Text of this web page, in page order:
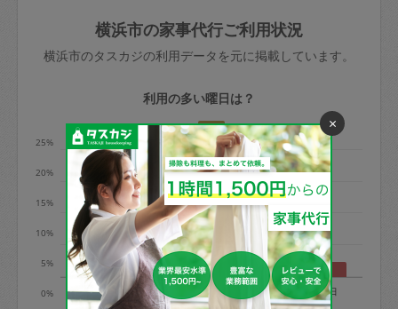
依頼者不在による当日キャンセル＝依頼
金額の100%＋交通費全額
※例：依頼日時／土曜日午前9時開始の場
合、水曜日午前9時以降はキャンセル料が
発生
水曜日9時〜金曜日9時まで＝依頼料金の
50%
金曜日9時～土曜日8時まで＝依頼金額の
100%
土曜日8時〜実施時間＝依頼金額の100%
＋交通費全額
依頼者不在による当日キャンセル＝依頼
きた場合は損害保険の対象外となるので
ご注意ください。
玉、など
あわせてこちらも参照ください：初めて
はありますか？
横浜市の家事代行ご利用状況
横浜市のタスカジの利用データを元に掲載しています。
利用の多い曜日は？
0%
5%
10%
15%
20%
25%
月 火 木 日
×